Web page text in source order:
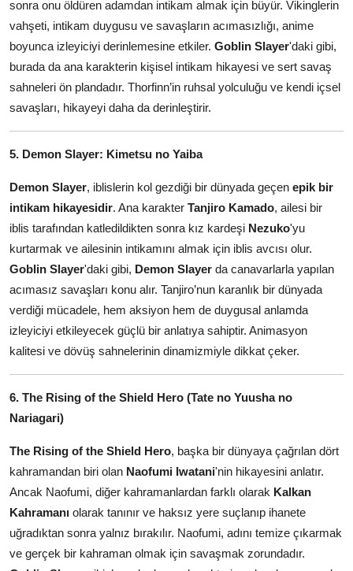
sonra onu öldüren adamdan intikam almak için büyür. Vikinglerin
vahşeti, intikam duygusu ve savaşların acımasızlığı, anime
boyunca izleyiciyi derinlemesine etkiler. Goblin Slayer'daki gibi,
burada da ana karakterin kişisel intikam hikayesi ve sert savaş
sahneleri ön plandadır. Thorfinn’in ruhsal yolculuğu ve kendi içsel
savaşları, hikayeyi daha da derinleştirir.
5. Demon Slayer: Kimetsu no Yaiba
Demon Slayer, iblislerin kol gezdiği bir dünyada geçen epik bir
intikam hikayesidir. Ana karakter Tanjiro Kamado, ailesi bir
iblis tarafından katledildikten sonra kız kardeşi Nezuko'yu
kurtarmak ve ailesinin intikamını almak için iblis avcısı olur.
Goblin Slayer'daki gibi, Demon Slayer da canavarlarla yapılan
acımasız savaşları konu alır. Tanjiro’nun karanlık bir dünyada
verdiği mücadele, hem aksiyon hem de duygusal anlamda
izleyiciyi etkileyecek güçlü bir anlatıya sahiptir. Animasyon
kalitesi ve dövüş sahnelerinin dinamizmiyle dikkat çeker.
6. The Rising of the Shield Hero (Tate no Yuusha no
Nariagari)
The Rising of the Shield Hero, başka bir dünyaya çağrılan dört
kahramandan biri olan Naofumi Iwatani'nin hikayesini anlatır.
Ancak Naofumi, diğer kahramanlardan farklı olarak Kalkan
Kahramanı olarak tanınır ve haksız yere suçlanıp ihanete
uğradıktan sonra yalnız bırakılır. Naofumi, adını temize çıkarmak
ve gerçek bir kahraman olmak için savaşmak zorundadır.